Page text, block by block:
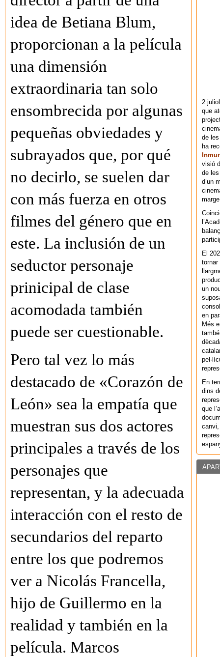
idea de Betiana Blum,
proporcionan a la película
una dimensión
extraordinaria tan solo
ensombrecida por algunas
pequeñas obviedades y
subrayados que, por qué
no decirlo, se suelen dar
con más fuerza en otros
filmes del género que en
este. La inclusión de un
seductor personaje
prinicipal de clase
acomodada también
puede ser cuestionable.
Pero tal vez lo más
destacado de «Corazón de
León» sea la empatía que
muestran sus dos actores
principales a través de los
personajes que
representan, y la adecuada
interacción con el resto de
secundarios del reparto
entre los que podremos
ver a Nicolás Francella,
hijo de Guillermo en la
realidad y también en la
película. Marcos
2
que
de
ha
visió
de
d’un
El
un
en
Més
En
dins
que
canvi,